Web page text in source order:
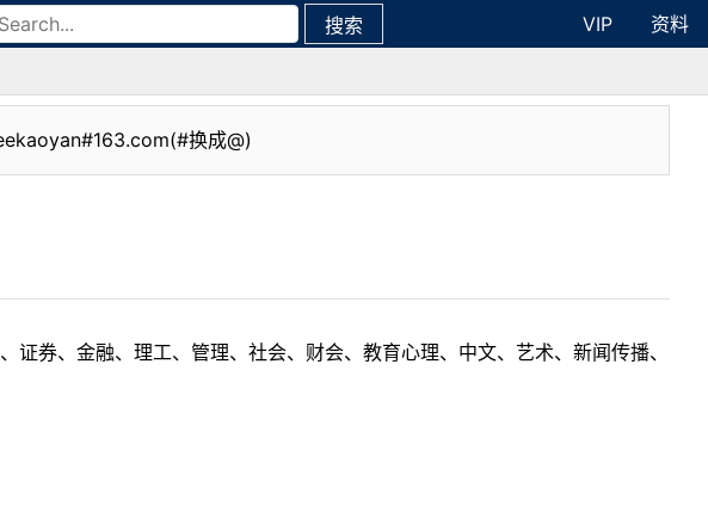
搜索 VIP
资料
换成@)
券、金融、理工、管理、社会、财会、教育心理、中文、艺术、新闻传播、